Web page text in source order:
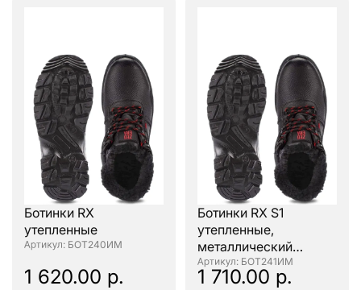
Ботинки RX
утепленные
: БОТ240ИМ
1 620.00 р.
Ботинки RX S1
утепленные,
металлический
подносок: БОТ241ИМ
1 710.00 р.